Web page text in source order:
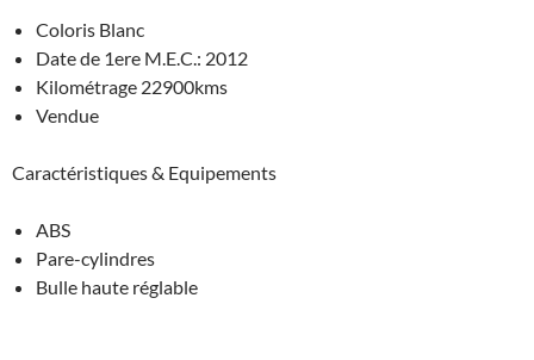
Coloris Blanc
Date de 1ere M.E.C.: 2012
Kilométrage 22900kms
Vendue
Caractéristiques & Equipements
ABS
Pare-cylindres
Bulle haute réglable